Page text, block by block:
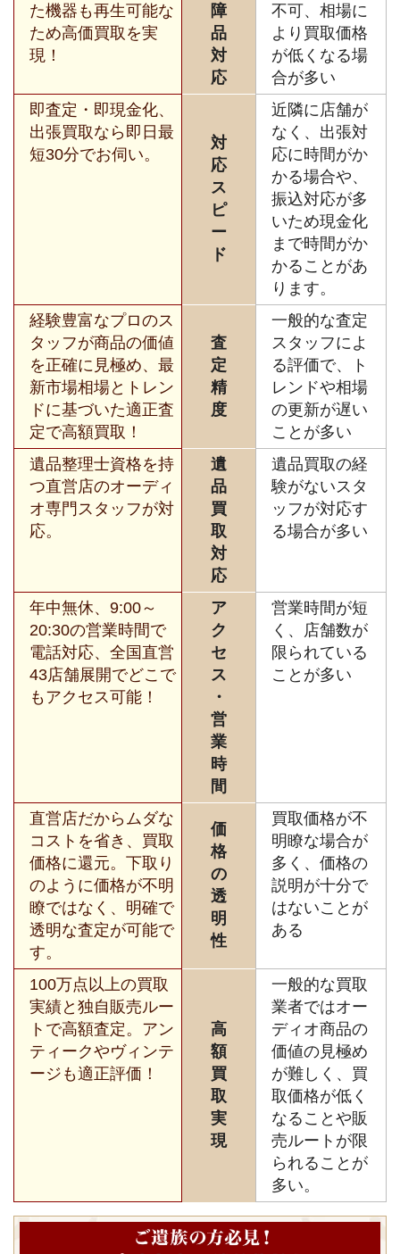
た機器も再生可能な
ため高価買取を実
現！
障
品
対
応
不可、相場に
より買取価格
が低くなる場
合が多い
即査定・即現金化、
出張買取なら即日最
短30分でお伺い。
対
応
ス
ピ
ー
ド
近隣に店舗が
なく、出張対
応に時間がか
かる場合や、
振込対応が多
いため現金化
まで時間がか
かることがあ
ります。
経験豊富なプロのス
タッフが商品の価値
を正確に見極め、最
新市場相場とトレン
ドに基づいた適正査
定で高額買取！
査
定
精
度
一般的な査定
スタッフによ
る評価で、ト
レンドや相場
の更新が遅い
ことが多い
遺品整理士資格を持
つ直営店のオーディ
オ専門スタッフが対
応。
遺
品
買
取
対
応
遺品買取の経
験がないスタ
ッフが対応す
る場合が多い
年中無休、9:00～
20:30の営業時間で
電話対応、全国直営
43店舗展開でどこで
もアクセス可能！
ア
ク
セ
ス
・
営
業
時
間
営業時間が短
く、店舗数が
限られている
ことが多い
直営店だからムダな
コストを省き、買取
価格に還元。下取り
のように価格が不明
瞭ではなく、明確で
透明な査定が可能で
す。
価
格
の
透
明
性
買取価格が不
明瞭な場合が
多く、価格の
説明が十分で
はないことが
ある
100万点以上の買取
実績と独自販売ルー
トで高額査定。アン
ティークやヴィンテ
ージも適正評価！
高
額
買
取
実
現
一般的な買取
業者ではオー
ディオ商品の
価値の見極め
が難しく、買
取価格が低く
なることや販
売ルートが限
られることが
多い。